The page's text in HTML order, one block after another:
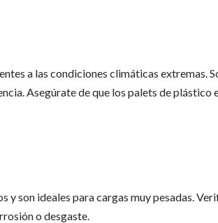
a las condiciones climáticas extremas.
Asegúrate de que los palets de plástico
y son ideales para cargas muy pesadas.
o desgaste.